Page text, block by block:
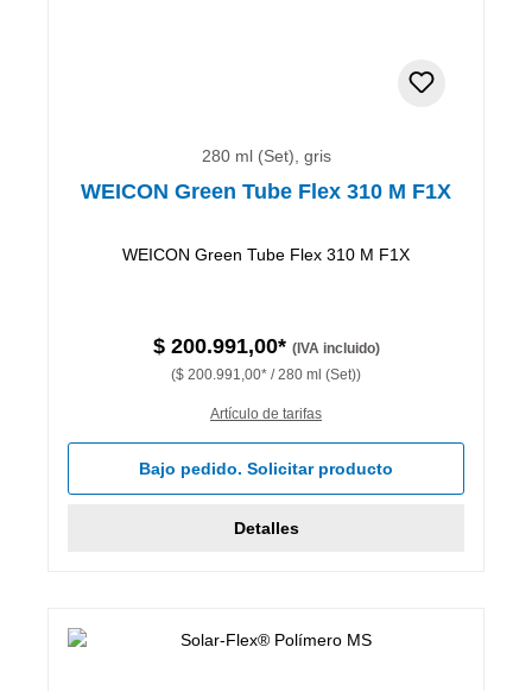
280 ml (Set), gris
WEICON Green Tube Flex 310 M F1X
WEICON Green Tube Flex 310 M F1X
$ 200.991,00* (IVA incluido)
($ 200.991,00* / 280 ml (Set))
Artículo de tarifas
Bajo pedido. Solicitar producto
Detalles